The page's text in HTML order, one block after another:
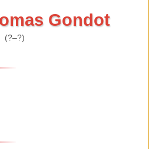
Gondot
(?–?)